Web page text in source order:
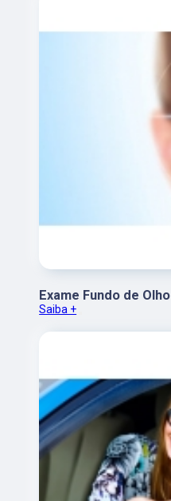
Exame Fundo de Olho
Saiba +